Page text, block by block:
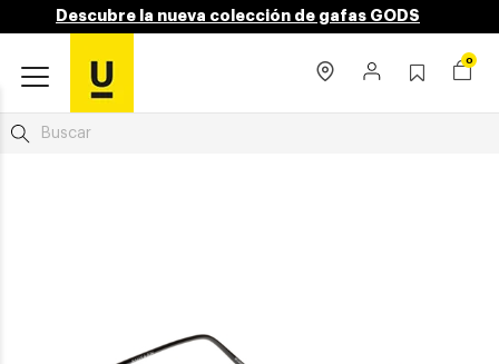
Descubre la nueva colección de gafas GODS
0